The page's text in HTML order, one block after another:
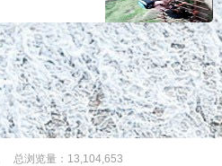
总浏览量：13,104,653